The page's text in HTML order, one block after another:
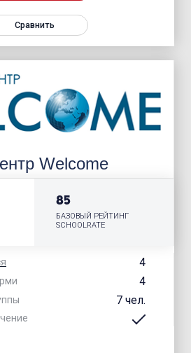
Сравнить
Welcome
4
4
7 чел.
85
БАЗОВЫЙ РЕЙТИНГ
SCHOOLRATE